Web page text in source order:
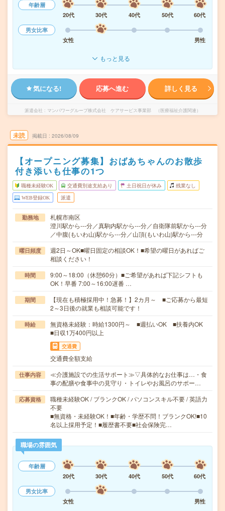
年齢層
20代
30代 40代 50代
60代
男女比率
女性
男性
もっと見る
気になる! 応募へ進む 詳しく見る
派遣会社 マンパワーグループ株式会社 ケアサービス事業部 （医療福祉介護関連）
未読 掲載日 2026/08/09
【オープニング募集】おばあちゃんのお散歩
付き添いも仕事の1つ
職種未経験OK 交通費別途支給あり 土日祝日が休み 残業なし
WEB登録OK 派遣
勤務地
札幌市南区
澄川駅から---分／真駒内駅から---分／自衛隊前駅から---分
／中腹(もいわ山)駅から---分／山頂(もいわ山)駅から---分
曜日頻度
週2日～OK■曜日固定の相談OK！■希望の曜日があればご
相談ください！
時間
9:00～18:00（休憩60分）■ご希望があれば下記シフトも
OK！早番 7:00～16:00遅番 …
期間
【現在も積極採用中！急募！】2カ月～ ■ご応募から最短
2～3日後の就業も相談可能です！
時給
無資格未経験：時給1300円～ ■週払いOK ■扶養内OK
■日収1万400円以上
交通費
交通費全額支給
仕事内容
≪介護施設での生活サポート≫▽具体的なお仕事は…・食
事の配膳や食事中の見守り・トイレやお風呂のサポー…
応募資格
職種未経験OK / ブランクOK / パソコンスキル不要 / 英語力
不要
■無資格・未経験OK！■年齢・学歴不問！ブランクOK!■10
名以上採用予定！■履歴書不要■社会保険完…
職場の雰囲気
年齢層
20代
30代 40代 50代
60代
男女比率
女性
男性